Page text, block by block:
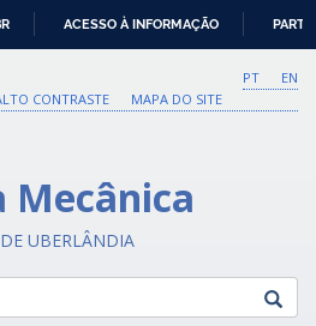
O
CONTEÚDO
ACESSO À INFORMAÇÃO
PT
EN
CONTRASTE MAPA DO SITE
Mecânica
UBERLÂNDIA